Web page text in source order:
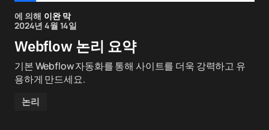
에 의해 이완 막
2024년 4월 14일
Webflow 논리 요약
기본 Webflow 자동화를 통해 사이트를 더욱 강력하고 유
용하게 만드세요.
논리